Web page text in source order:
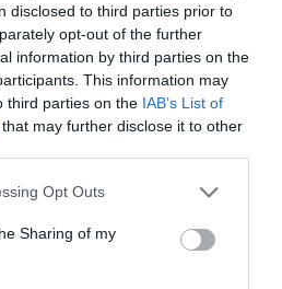
disclosed to third parties prior to
opt-out of the further
information by third parties on the
This information may
third parties on the IAB’s List of
that may further disclose it to other
app uses one or more Google
behaviour. You may click to
and its third-party tags to
purposes in below Google
Opt Outs
Sharing of my